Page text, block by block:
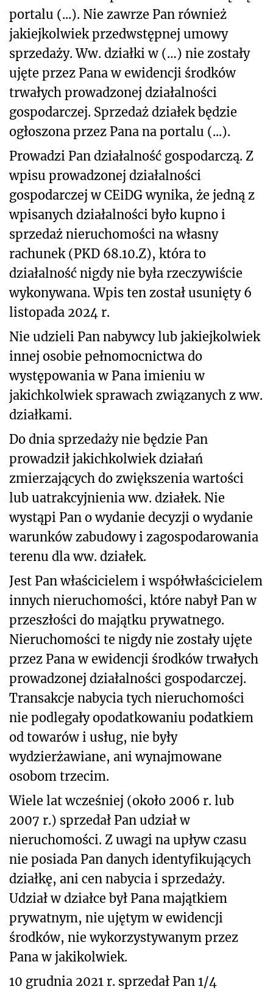
portalu (...). Nie zawrze Pan również
jakiejkolwiek przedwstępnej umowy
sprzedaży. Ww. działki w (…) nie zostały
ujęte przez Pana w ewidencji środków
trwałych prowadzonej działalności
gospodarczej. Sprzedaż działek będzie
ogłoszona przez Pana na portalu (...).
Prowadzi Pan działalność gospodarczą. Z
wpisu prowadzonej działalności
gospodarczej w CEiDG wynika, że jedną z
wpisanych działalności było kupno i
sprzedaż nieruchomości na własny
rachunek (PKD 68.10.Z), która to
działalność nigdy nie była rzeczywiście
wykonywana. Wpis ten został usunięty 6
listopada 2024 r.
Nie udzieli Pan nabywcy lub jakiejkolwiek
innej osobie pełnomocnictwa do
występowania w Pana imieniu w
jakichkolwiek sprawach związanych z ww.
działkami.
Do dnia sprzedaży nie będzie Pan
prowadził jakichkolwiek działań
zmierzających do zwiększenia wartości
lub uatrakcyjnienia ww. działek. Nie
wystąpi Pan o wydanie decyzji o wydanie
warunków zabudowy i zagospodarowania
terenu dla ww. działek.
Jest Pan właścicielem i współwłaścicielem
innych nieruchomości, które nabył Pan w
przeszłości do majątku prywatnego.
Nieruchomości te nigdy nie zostały ujęte
przez Pana w ewidencji środków trwałych
prowadzonej działalności gospodarczej.
Transakcje nabycia tych nieruchomości
nie podlegały opodatkowaniu podatkiem
od towarów i usług, nie były
wydzierżawiane, ani wynajmowane
osobom trzecim.
Wiele lat wcześniej (około 2006 r. lub
2007 r.) sprzedał Pan udział w
nieruchomości. Z uwagi na upływ czasu
nie posiada Pan danych identyfikujących
działkę, ani cen nabycia i sprzedaży.
Udział w działce był Pana majątkiem
prywatnym, nie ujętym w ewidencji
środków, nie wykorzystywanym przez
Pana w jakikolwiek.
10 grudnia 2021 r. sprzedał Pan 1/4